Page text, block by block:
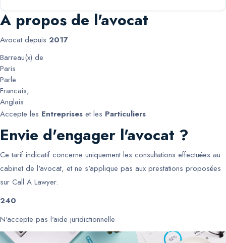
A propos de l'avocat
Avocat depuis 2017
Barreau(x) de
Paris
Parle
Francais,
Anglais
Accepte les Entreprises et les Particuliers
Envie d'engager l'avocat ?
Ce tarif indicatif concerne uniquement les consultations effectuées au
cabinet de l'avocat, et ne s'applique pas aux prestations proposées
sur Call A Lawyer.
240
N'accepte pas l'aide juridictionnelle